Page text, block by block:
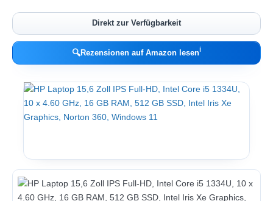
Direkt zur Verfügbarkeit
🔍Rezensionen auf Amazon lesenℹ︎